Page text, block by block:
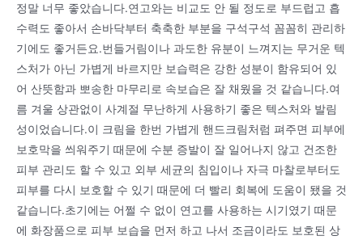
정말 너무 좋았습니다.연고와는 비교도 안 될 정도로 부드럽고 흡
수력도 좋아서 손바닥부터 축축한 부분을 구석구석 꼼꼼히 관리하
기에도 좋거든요.번들거림이나 과도한 유분이 느껴지는 무거운 텍
스처가 아닌 가볍게 바르지만 보습력은 강한 성분이 함유되어 있
어 산뜻함과 뽀송한 마무리로 속보습은 잘 채웠을 것 같습니다.여
름 겨울 상관없이 사계절 무난하게 사용하기 좋은 텍스처와 발림
성이었습니다.이 크림을 한번 가볍게 핸드크림처럼 펴주면 피부에
보호막을 씌워주기 때문에 수분 증발이 잘 일어나지 않고 건조한
피부 관리도 할 수 있고 외부 세균의 침입이나 자극 마찰로부터도
피부를 다시 보호할 수 있기 때문에 더 빨리 회복에 도움이 됐을 것
같습니다.초기에는 어쩔 수 없이 연고를 사용하는 시기였기 때문
에 화장품으로 피부 보습을 먼저 하고 나서 조금이라도 보호된 상